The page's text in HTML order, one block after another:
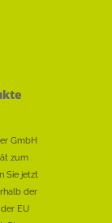
GmbH
zum
Sie jetzt
der
EU